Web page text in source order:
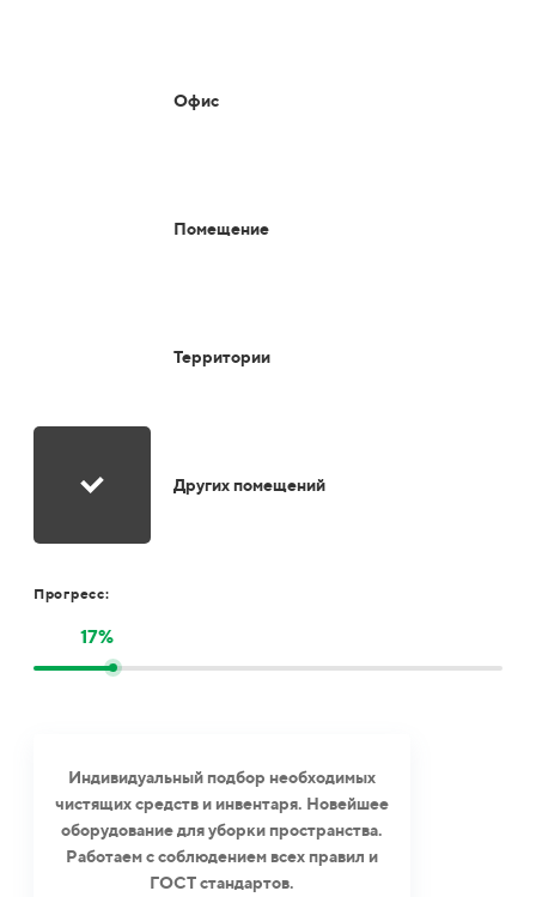
Офис
Помещение
Территории
Других помещений
Прогресс:
17%
Индивидуальный подбор необходимых
чистящих средств и инвентаря. Новейшее
оборудование для уборки пространства.
Работаем с соблюдением всех правил и
ГОСТ стандартов.